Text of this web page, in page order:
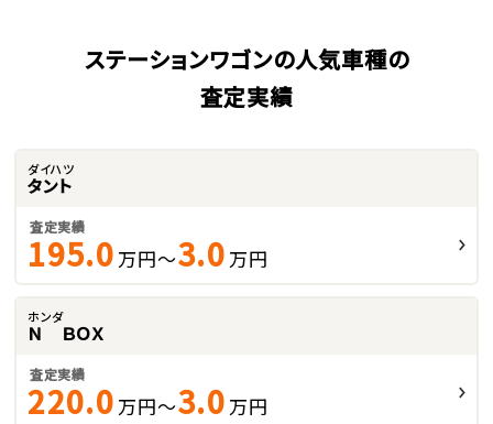
ステーションワゴンの人気車種の
査定実績
ダイハツ
タント
査定実績
195.0 万円～3.0 万円
ホンダ
Ｎ ＢＯＸ
査定実績
220.0 万円～3.0 万円